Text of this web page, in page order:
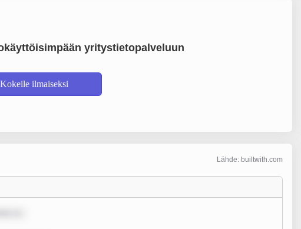
yritystietopalveluun
Kokeile ilmaiseksi
Lähde: builtwith.com